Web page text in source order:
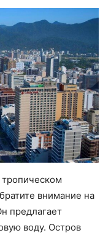
внимание на
предлагает
воду. Остров